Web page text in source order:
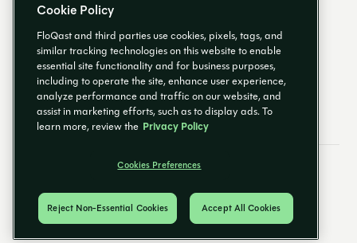
DE
© 2025 FloQast. Alle Rechte vorbehalten.
E-Mail-EinstellungenImpressumCookies Preferences
Cookie Policy
FloQast and third parties use cookies, pixels, tags, and
similar tracking technologies on this website to enable
essential site functionality and for business purposes,
including to operate the site, enhance user experience,
analyze performance and traffic on our website, and
assist in marketing efforts, such as to display ads. To
learn more, review the Privacy Policy
Cookies Preferences
Reject Non-Essential Cookies Accept All Cookies